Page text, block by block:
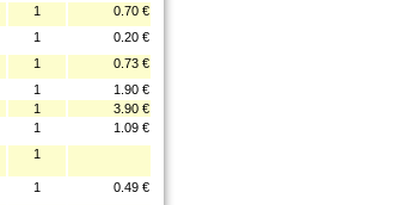
1
0.70 €
1
0.20 €
1
0.73 €
1
1.90 €
1
3.90 €
1
1.09 €
1
1
0.49 €